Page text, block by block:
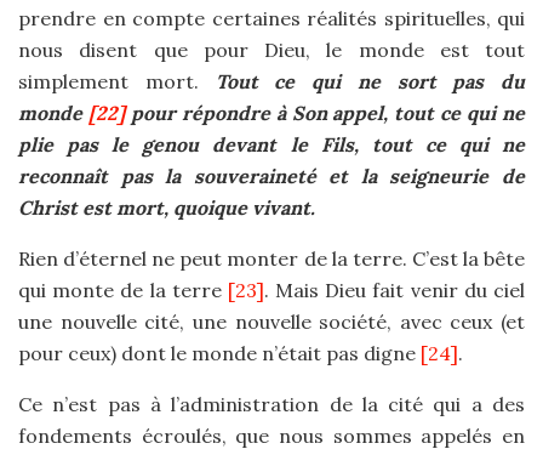
prendre en compte certaines réalités spirituelles, qui
nous disent que pour Dieu, le monde est tout
simplement mort.
Tout ce qui ne sort pas du
monde [22]pour répondre à Son appel, tout ce qui ne
plie pas le genou devant le Fils, tout ce qui ne
reconnaît pas la souveraineté et la seigneurie de
Christ est mort, quoique vivant.
Rien d’éternel ne peut monter de la terre. C’est la bête
qui monte de la terre [23]. Mais Dieu fait venir du ciel
une nouvelle cité, une nouvelle société, avec ceux (et
pour ceux) dont le monde n’était pas digne [24].
Ce n’est pas à l’administration de la cité qui a des
fondements écroulés, que nous sommes appelés en